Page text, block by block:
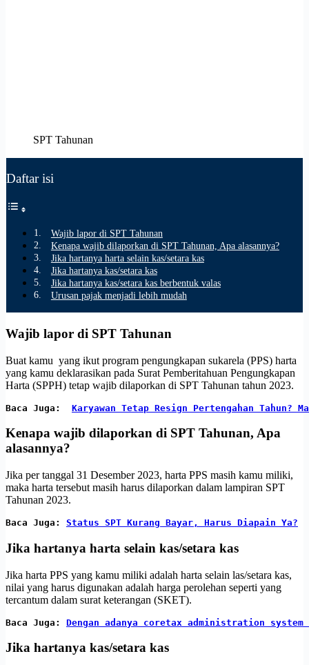
SPT Tahunan
Daftar isi
Wajib lapor di SPT Tahunan
Kenapa wajib dilaporkan di SPT Tahunan, Apa alasannya?
Jika hartanya harta selain kas/setara kas
Jika hartanya kas/setara kas
Jika hartanya kas/setara kas berbentuk valas
Urusan pajak menjadi lebih mudah
Wajib lapor di SPT Tahunan
Buat kamu yang ikut program pengungkapan sukarela (PPS) harta
yang kamu deklarasikan pada Surat Pemberitahuan Pengungkapan
Harta (SPPH) tetap wajib dilaporkan di SPT Tahunan tahun 2023.
Baca Juga: Karyawan Tetap Resign Pertengahan Tahun?
Kenapa wajib dilaporkan di SPT Tahunan, Apa
alasannya?
Jika per tanggal 31 Desember 2023, harta PPS masih kamu miliki,
maka harta tersebut masih harus dilaporkan dalam lampiran SPT
Tahunan 2023.
Baca Juga: Status SPT Kurang Bayar, Harus Diapain Ya?
Jika hartanya harta selain kas/setara kas
Jika harta PPS yang kamu miliki adalah harta selain las/setara kas,
nilai yang harus digunakan adalah harga perolehan seperti yang
tercantum dalam surat keterangan (SKET).
Baca Juga: Dengan adanya coretax administration
Jika hartanya kas/setara kas